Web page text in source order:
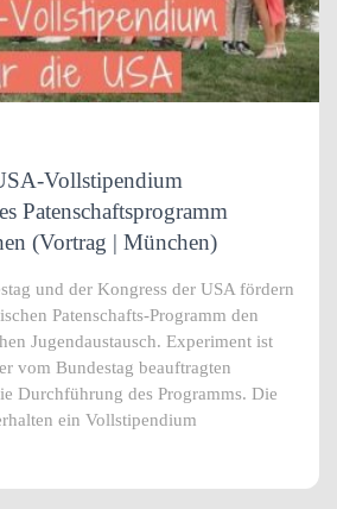
Vollstipendium
Patenschaftsprogramm
(Vortrag | München)
und der Kongress der USA fördern
Patenschafts-Programm den
Jugendaustausch. Experiment ist
vom Bundestag beauftragten
Durchführung des Programms. Die
ein Vollstipendium